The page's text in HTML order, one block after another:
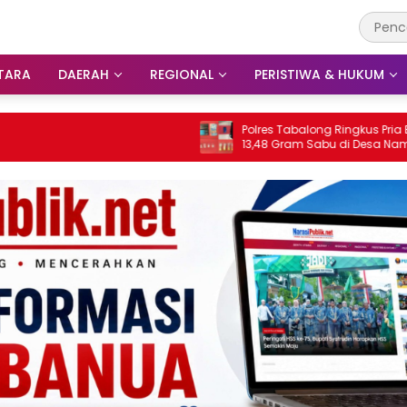
DAERAH REGIONAL PERISTIWA & HUKUM
Polres Tabalong Ringkus Pria Beserta
13,48 Gram Sabu di Desa Namun